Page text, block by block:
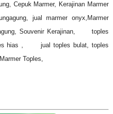
Cepuk Marmer, Kerajinan Marmer
jual marmer onyx, Marmer
, Souvenir Kerajinan,
toples
hias , jual toples bulat,toples
Toples,